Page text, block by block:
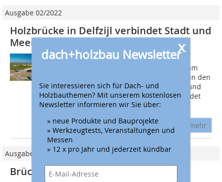
x
dach+holzbau Newsletter
Sie interessieren sich für Dach- und
Holzbauthemen? Mit unserem kostenlosen
Newsletter informieren wir Sie über:
» neue Produkte und Bauprojekte
» Werkzeugtests, Veranstaltungen und
Messen
» 12 x pro Jahr und jederzeit kündbar
Ausgabe 02/2022
Holzbrücke in Delfzijl verbindet Stadt und
Meer
Im Rahmen eines
Stadtentwicklungsprogramms wurde im
Herbst 2020 in der Gemeinde Delfzijl in den
Niederlanden eine neue Fußgänger- und
Radwegbrücke errichtet. Diese verbindet
das Stadtzentrum mit...
mehr
Ausgabe 03/2014
Brücken aus Holz und Beton